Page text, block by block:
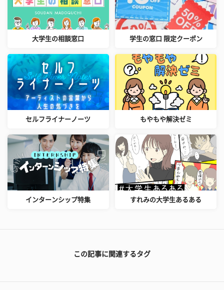
大学生の相談窓口 学生の窓口 限定クーポン
セルフライナーノーツ もやもや解決ゼミ
インターンシップ特集 すれみの大学生あるある
この記事に関連するタグ